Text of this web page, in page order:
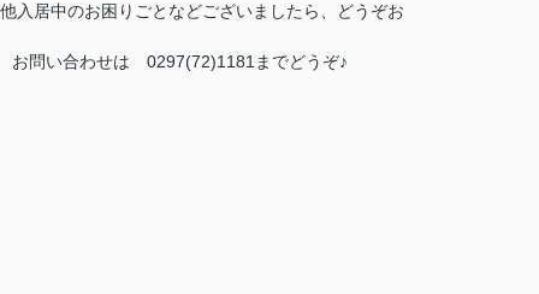
入居中のお困りごとなどございましたら、どうぞお
お問い合わせは 0297(72)1181までどうぞ♪